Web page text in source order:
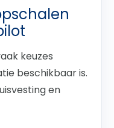
keuzes
beschikbaar is.
en